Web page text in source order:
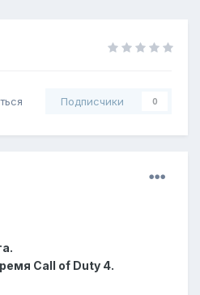
Подписчики 0
Call of Duty 4.